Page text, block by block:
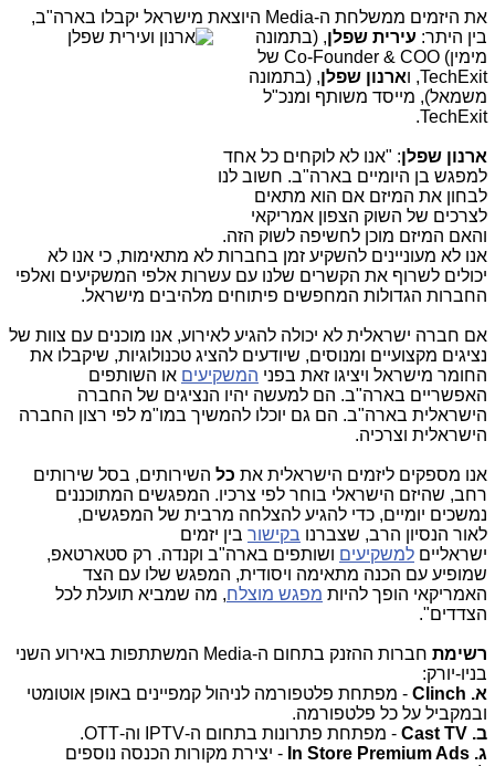
את היזמים ממשלחת ה-Media היוצאת מישראל יקבל
ו בארה"ב,
בין היתר: עירית שפלן, (בתמונה
מימין) Co-Founder & COO של
TechExit, ו
ארנון שפלן, (בתמונה
משמאל), מייסד משותף ומנכ"ל
TechExit.
ארנון שפלן: "אנו לא לוקחים כל אחד
למפגש בן היומיים בארה"ב. חשוב לנו
לבחון את המיזם אם הוא מתאים
לצרכים של השוק הצפון אמריקאי
והאם המיזם מוכן לחשיפה לשוק הזה.
אנו לא מעוניינים להשקיע זמן בחברות לא מתאימות, כי אנו לא
יכולים לשרוף את הקשרים שלנו עם עשרות אלפי המשקיעים ואלפי
החברות הגדולות המחפשים פיתוחים מלהיבים מישראל.
אם חברה ישראלית לא יכולה להגיע לאירוע, אנו מוכנים עם צוות של
נציגים מקצועיים ומנוסים, שיודעים להציג טכנולוגיות, שיקבלו את
החומר מישראל ויציגו זאת בפני המשקיעים או השותפים
האפשריים בארה"ב. הם למעשה יהיו הנציגים של החברה
הישראלית בארה"ב. הם גם יוכלו להמשיך במו"מ לפי רצון החברה
הישראלית וצרכיה.
אנו מספקים ליזמים הישראלית את כל השירותים, בסל שירותים
רחב, שהיזם הישראלי בוחר לפי צרכיו. המפגשים המתוכננים
נמשכים יומיים, כדי להגיע להצלחה מרבית של המפגשים,
לאור הנסיון הרב, שצברנו בקישור בין יזמים
ישראליים למשקיעים ושותפים בארה"ב וקנדה. רק סטארטאפ,
שמופיע עם הכנה מתאימה ויסודית, המפגש שלו עם הצד
האמריקאי הופך להיות מפגש מוצלח, מה שמביא תועלת לכל
הצדדים".
רשימת
חברות ההזנק בתחום ה-Media המשתתפות באירוע השני
בניו-יורק:
א. Clinch
- מפתחת פלטפורמה לניהול קמפיינים באופן אוטומטי
ובמקביל על כל פלטפורמה.
ב. Cast TV
- מפתחת פתרונות בתחום ה-IPTV וה-OTT.
ג. In Store Premium Ads - יצירת מקורות הכנסה נוספים